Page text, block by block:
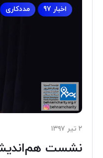
اخبار 97 مددکاری
۲ تیر ۱۳۹۷
نشست